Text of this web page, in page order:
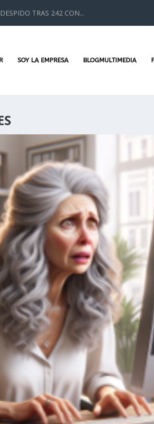
TRAS 242 CON...
SOY LA EMPRESA BLOGMULTIMEDIA